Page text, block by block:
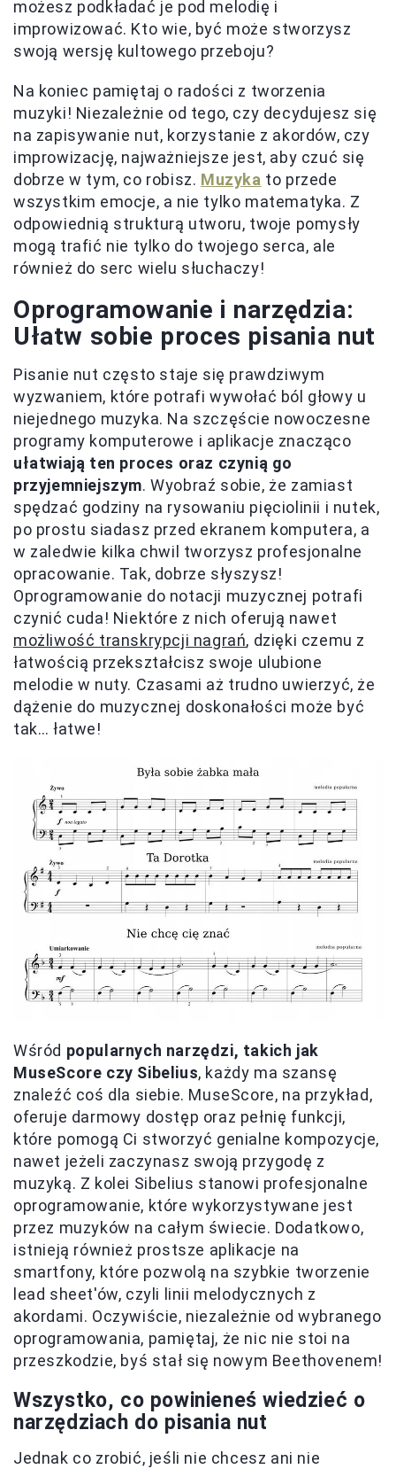
możesz podkładać je pod melodię i
improwizować. Kto wie, być może stworzysz
swoją wersję kultowego przeboju?
Na koniec pamiętaj o radości z tworzenia
muzyki! Niezależnie od tego, czy decydujesz się
na zapisywanie nut, korzystanie z akordów, czy
improwizację, najważniejsze jest, aby czuć się
dobrze w tym, co robisz. Muzyka to przede
wszystkim emocje, a nie tylko matematyka. Z
odpowiednią strukturą utworu, twoje pomysły
mogą trafić nie tylko do twojego serca, ale
również do serc wielu słuchaczy!
Oprogramowanie i narzędzia:
Ułatw sobie proces pisania nut
Pisanie nut często staje się prawdziwym
wyzwaniem, które potrafi wywołać ból głowy u
niejednego muzyka. Na szczęście nowoczesne
programy komputerowe i aplikacje znacząco
ułatwiają ten proces oraz czynią go
przyjemniejszym. Wyobraź sobie, że zamiast
spędzać godziny na rysowaniu pięciolinii i nutek,
po prostu siadasz przed ekranem komputera, a
w zaledwie kilka chwil tworzysz profesjonalne
opracowanie. Tak, dobrze słyszysz!
Oprogramowanie do notacji muzycznej potrafi
czynić cuda! Niektóre z nich oferują nawet
możliwość transkrypcji nagrań, dzięki czemu z
łatwością przekształcisz swoje ulubione
melodie w nuty. Czasami aż trudno uwierzyć, że
dążenie do muzycznej doskonałości może być
tak… łatwe!
Wśród popularnych narzędzi, takich jak
MuseScore czy Sibelius, każdy ma szansę
znaleźć coś dla siebie. MuseScore, na przykład,
oferuje darmowy dostęp oraz pełnię funkcji,
które pomogą Ci stworzyć genialne kompozycje,
nawet jeżeli zaczynasz swoją przygodę z
muzyką. Z kolei Sibelius stanowi profesjonalne
oprogramowanie, które wykorzystywane jest
przez muzyków na całym świecie. Dodatkowo,
istnieją również prostsze aplikacje na
smartfony, które pozwolą na szybkie tworzenie
lead sheet'ów, czyli linii melodycznych z
akordami. Oczywiście, niezależnie od wybranego
oprogramowania, pamiętaj, że nic nie stoi na
przeszkodzie, byś stał się nowym Beethovenem!
Wszystko, co powinieneś wiedzieć o
narzędziach do pisania nut
Jednak co zrobić, jeśli nie chcesz ani nie